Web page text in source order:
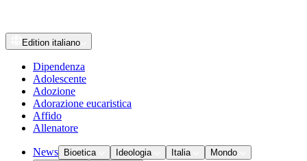
Edition italiano
Dipendenza
Adolescente
Adozione
Adorazione eucaristica
Affido
Allenatore
News Bioetica Ideologia Italia
Mondo